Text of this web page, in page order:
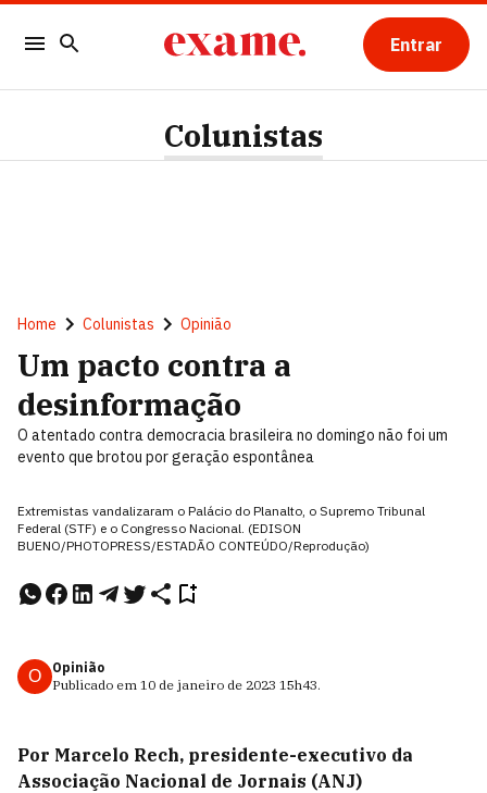
Entrar
Colunistas
Home Colunistas Opinião
Um pacto contra a
desinformação
O atentado contra democracia brasileira no domingo não foi um
evento que brotou por geração espontânea
Extremistas vandalizaram o Palácio do Planalto, o Supremo Tribunal
Federal (STF) e o Congresso Nacional. (EDISON
BUENO/PHOTOPRESS/ESTADÃO CONTEÚDO/Reprodução)
O
Opinião
Publicado em 10 de janeiro de 2023 15h43.
Por Marcelo Rech, presidente-executivo da
Associação Nacional de Jornais (ANJ)